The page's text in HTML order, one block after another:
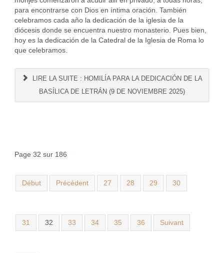
para encontrarse con Dios en íntima oración. También
celebramos cada año la dedicación de la iglesia de la
diócesis donde se encuentra nuestro monasterio. Pues bien,
hoy es la dedicación de la Catedral de la Iglesia de Roma lo
que celebramos.
LIRE LA SUITE : HOMILÍA PARA LA DEDICACIÓN DE LA
BASÍLICA DE LETRÁN (9 DE NOVIEMBRE 2025)
Page 32 sur 186
Début Précédent 27 28 29 30
31 32 33 34 35 36 Suivant